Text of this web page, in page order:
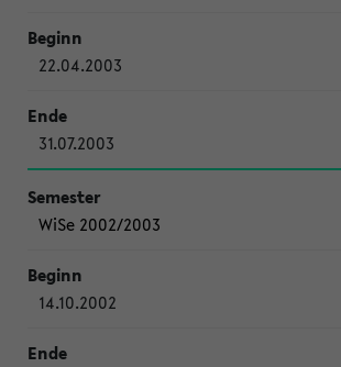
22.04.2003
31.07.2003
WiSe 2002/2003
14.10.2002